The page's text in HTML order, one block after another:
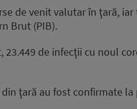
de venit valutar în ţară,
Brut (PIB).
de infecţii cu noul
ţară au fost confirmate la